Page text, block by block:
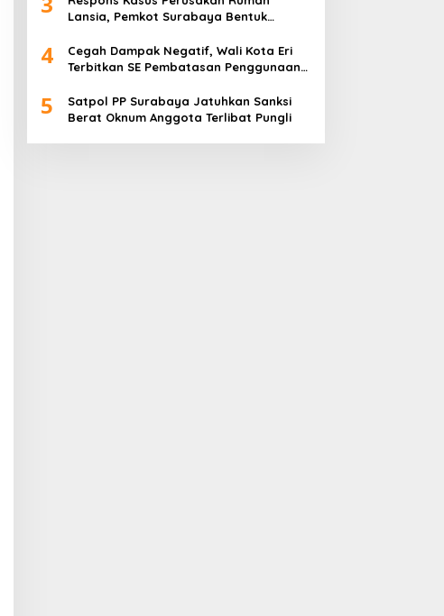
Lansia, Pemkot Surabaya Bentuk
4
Cegah Dampak Negatif, Wali Kota Eri
Terbitkan SE Pembatasan Penggunaan
5
Satpol PP Surabaya Jatuhkan Sanksi
Berat Oknum Anggota Terlibat Pungli